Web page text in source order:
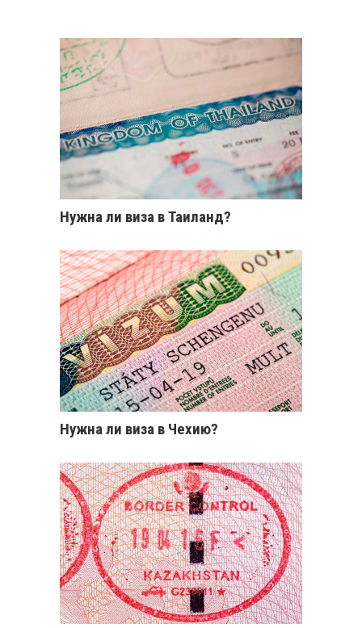
Нужна ли виза в Таиланд?
Нужна ли виза в Чехию?